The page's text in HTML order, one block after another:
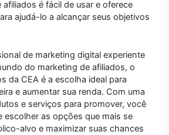
é fácil de usar e oferece
ajudá-lo a alcançar seus objetivos
de marketing digital experiente
do marketing de afiliados, o
da CEA é a escolha ideal para
e aumentar sua renda. Com uma
e serviços para promover, você
escolher as opções que mais se
alvo e maximizar suas chances